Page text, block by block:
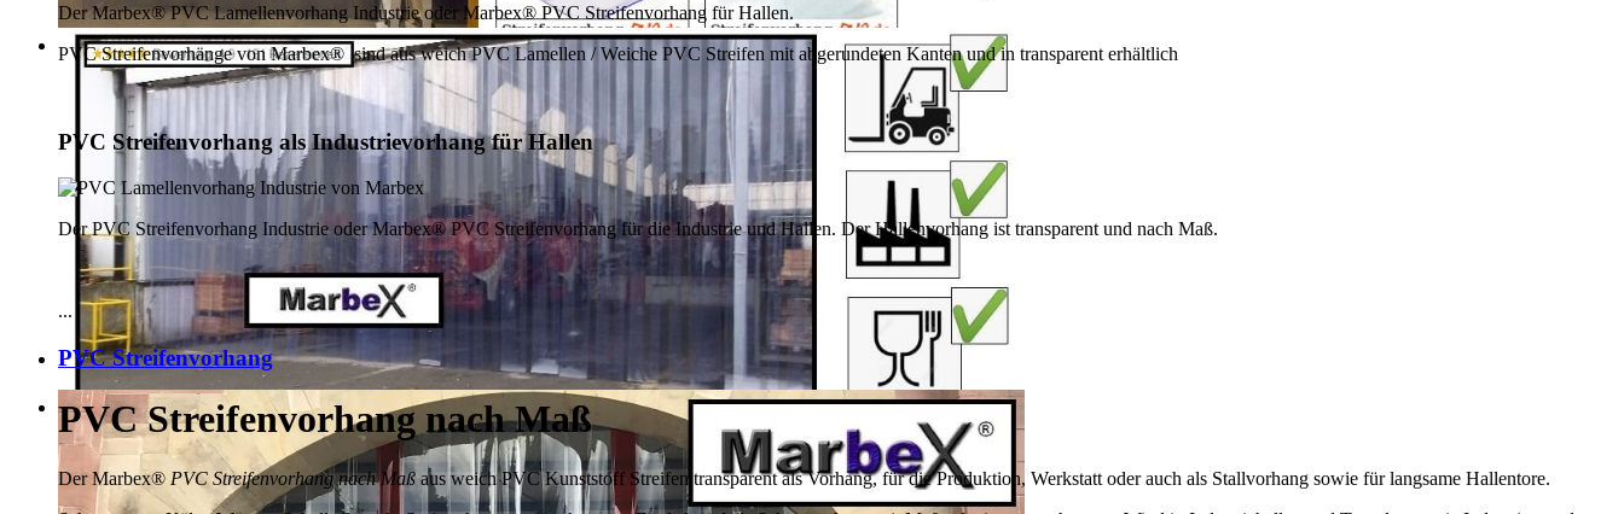
Der Marbex® PVC Lamellenvorhang Industrie oder Marbex® PVC Streifenvorhang für Hallen.
PVC Streifenvorhänge von Marbex® sind aus weich PVC Lamellen / Weiche PVC Streifen mit abgerundeten Kanten und in transparent erhältlich
PVC Streifenvorhang als Industrievorhang für Hallen
Der PVC Streifenvorhang Industrie oder Marbex® PVC Streifenvorhang für die Industrie und Hallen. Der Hallenvorhang ist transparent und nach Maß.
...
PVC Streifenvorhang
PVC Streifenvorhang nach Maß
Der Marbex® PVC Streifenvorhang nach Maßaus weich PVC Kunststoff Streifen transparent als Vorhang, für die Produktion, Werkstatt oder auch als Stallvorhang sowie für langsame Hallentore.